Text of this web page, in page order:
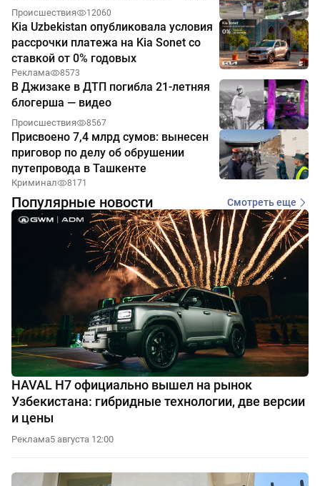
Происшествия 12060
Kia Uzbekistan опубликовала условия
рассрочки платежа на Kia Sonet со
ставкой от 0% годовых
Реклама 8573
В Джизаке в ДТП погибла 21-летняя
блогерша — видео
Происшествия 8567
Присвоено 7,4 млрд сумов: вынесен
приговор по делу об обрушении
путепровода в Ташкенте
Криминал 8171
Популярные новости Смотреть еще
HAVAL H7 официально вышел на рынок
Узбекистана: гибридные технологии, две версии
и цены
Реклама5 августа 12:00